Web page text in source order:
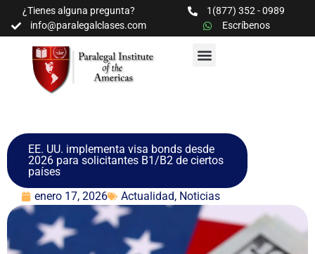
¿Tienes alguna pregunta?
1(877) 352 - 0989
info@paralegalclases.com
Escríbenos
EE. UU. implementa visa bonds desde
2026 para solicitantes B1/B2 de ciertos
países
enero 17, 2026
Actualidad, Noticias